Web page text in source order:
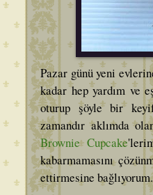
Pazar günü yeni
kadar hep yardım ve
oturup şöyle bir
zamandır aklımda
Brownie Cupcake
kabarmamasını
ettirmesine